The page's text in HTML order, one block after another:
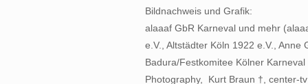
Bildnachweis und Grafik:
alaaaf GbR Karneval und mehr
e.V., Altstädter Köln 1922 e.V.,
Badura/Festkomitee Kölner
Photography, Kurt Braun †, center-